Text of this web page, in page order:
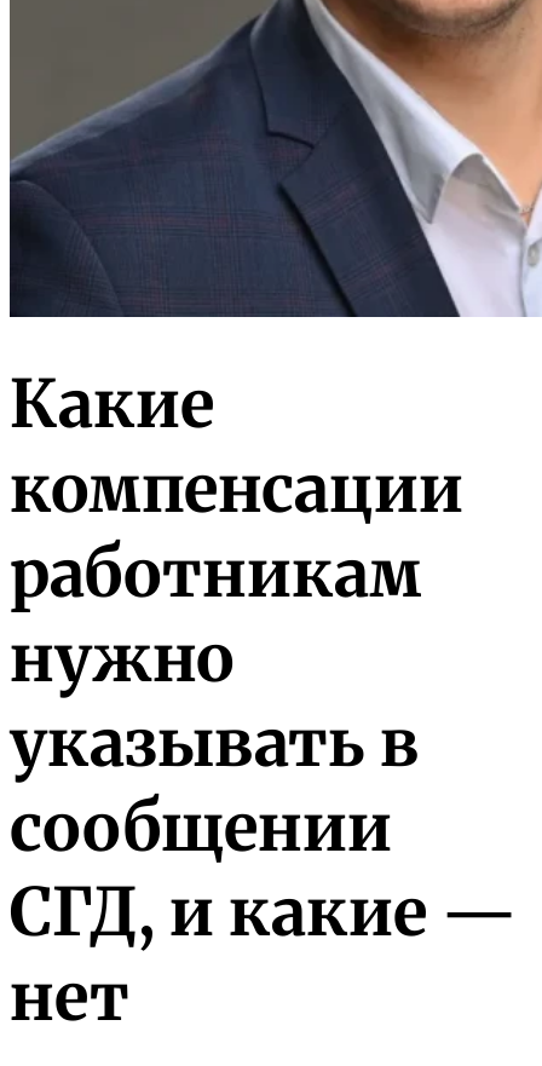
Какие
компенсации
работникам
нужно
указывать в
сообщении
СГД, и какие —
нет